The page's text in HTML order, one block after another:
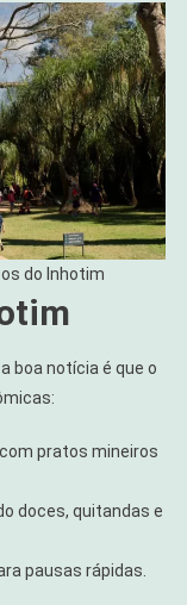
do Inhotim
boa notícia é que o
pratos mineiros
doces, quitandas e
pausas rápidas.